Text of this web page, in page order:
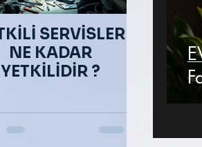
SERVİSLER
NE KADAR
YETKİLİDİR ?
GAZ